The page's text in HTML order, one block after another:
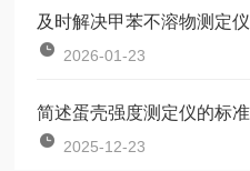
2026-01-23
简述蛋壳强度测定仪的标
2025-12-23